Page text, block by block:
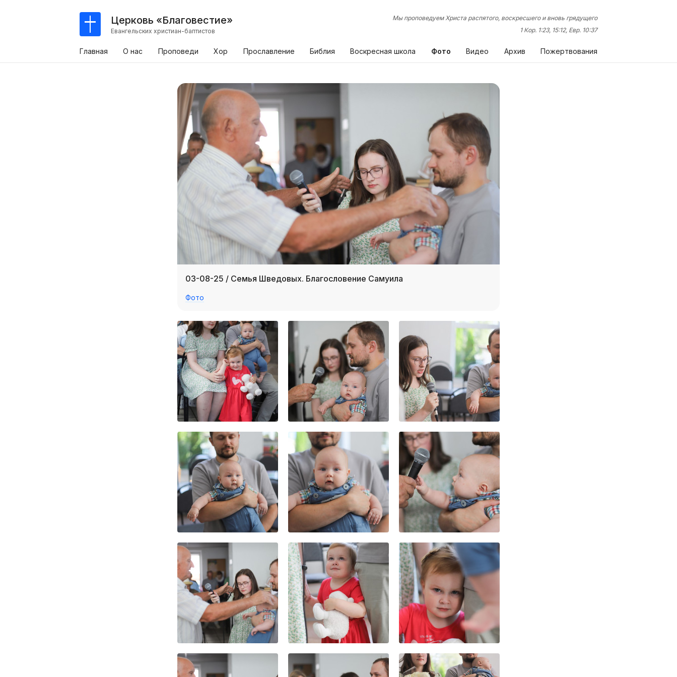
Церковь «Благовестие»
Евангельских христиан-баптистов
Мы проповедуем Христа распятого, воскресшего и вновь грядущего
1 Кор. 1:23, 15:12, Евр. 10:37
Главная О нас Проповеди Хор Прославление Библия Воскресная школа Фото Видео Архив Пожертвования
03-08-25 / Семья Шведовых. Благословение Самуила
Фото